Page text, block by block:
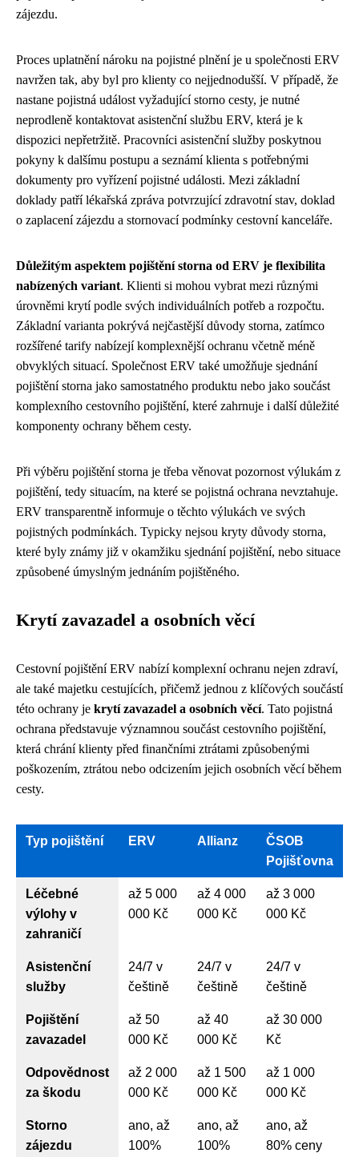
zájezdu.
Proces uplatnění nároku na pojistné plnění je u společnosti ERV
navržen tak, aby byl pro klienty co nejjednodušší. V případě, že
nastane pojistná událost vyžadující storno cesty, je nutné
neprodleně kontaktovat asistenční službu ERV, která je k
dispozici nepřetržitě. Pracovníci asistenční služby poskytnou
pokyny k dalšímu postupu a seznámí klienta s potřebnými
dokumenty pro vyřízení pojistné události. Mezi základní
doklady patří lékařská zpráva potvrzující zdravotní stav, doklad
o zaplacení zájezdu a stornovací podmínky cestovní kanceláře.
Důležitým aspektem pojištění storna od ERV je flexibilita
nabízených variant. Klienti si mohou vybrat mezi různými
úrovněmi krytí podle svých individuálních potřeb a rozpočtu.
Základní varianta pokrývá nejčastější důvody storna, zatímco
rozšířené tarify nabízejí komplexnější ochranu včetně méně
obvyklých situací. Společnost ERV také umožňuje sjednání
pojištění storna jako samostatného produktu nebo jako součást
komplexního cestovního pojištění, které zahrnuje i další důležité
komponenty ochrany během cesty.
Při výběru pojištění storna je třeba věnovat pozornost výlukám z
pojištění, tedy situacím, na které se pojistná ochrana nevztahuje.
ERV transparentně informuje o těchto výlukách ve svých
pojistných podmínkách. Typicky nejsou kryty důvody storna,
které byly známy již v okamžiku sjednání pojištění, nebo situace
způsobené úmyslným jednáním pojištěného.
Krytí zavazadel a osobních věcí
Cestovní pojištění ERV nabízí komplexní ochranu nejen zdraví,
ale také majetku cestujících, přičemž jednou z klíčových součástí
této ochrany je krytí zavazadel a osobních věcí. Tato pojistná
ochrana představuje významnou součást cestovního pojištění,
která chrání klienty před finančními ztrátami způsobenými
poškozením, ztrátou nebo odcizením jejich osobních věcí během
cesty.
Typ pojištění ERV Allianz
ČSOB
Pojišťovna
Léčebné
výlohy v
zahraničí
až 5 000
000 Kč
až 4 000
000 Kč
až 3 000
000 Kč
Asistenční
služby
24/7 v
češtině
24/7 v
češtině
24/7 v
češtině
Pojištění
zavazadel
až 50
000 Kč
až 40
000 Kč
až 30 000
Kč
Odpovědnost
za škodu
až 2 000
000 Kč
až 1 500
000 Kč
až 1 000
000 Kč
Storno
zájezdu
ano, až
100%
ano, až
100%
ano, až
80% ceny